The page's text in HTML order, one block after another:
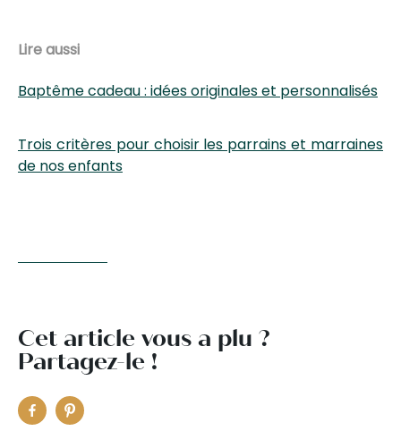
Lire aussi
Baptême cadeau : idées originales et personnalisés
Trois critères pour choisir les parrains et marraines
de nos enfants
Cet article vous a plu ?
Partagez-le !